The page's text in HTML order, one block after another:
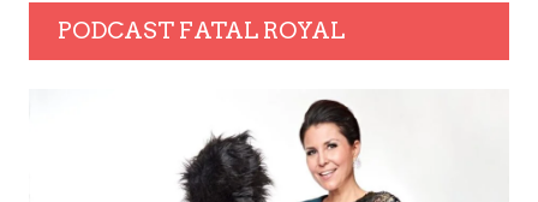
PODCAST FATAL ROYAL